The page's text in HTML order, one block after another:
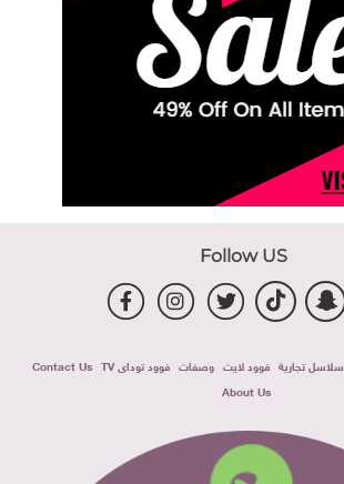
Follow US
سلاسل تجارية فوود لايت وصفات فوود توداى TV
Contact Us
About Us